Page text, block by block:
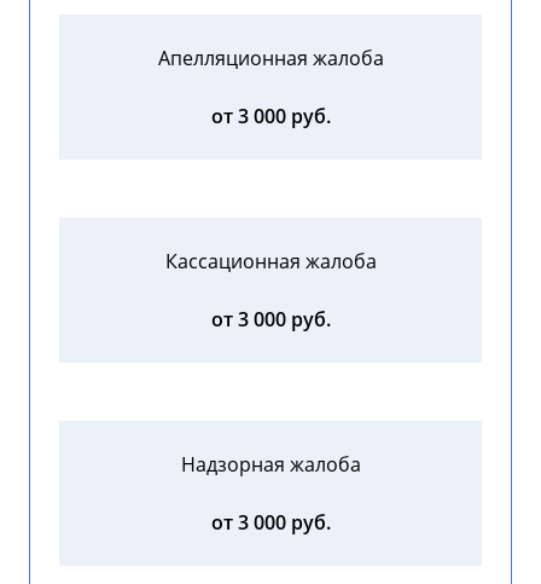
Апелляционная жалоба
от 3 000 руб.
Кассационная жалоба
от 3 000 руб.
Надзорная жалоба
от 3 000 руб.